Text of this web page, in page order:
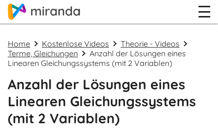
Home Kostenlose Videos
Theorie - Videos
Terme, Gleichungen
Anzahl der Lösungen eines
Linearen Gleichungssystems (mit 2 Variablen)
Anzahl der Lösungen eines
Linearen Gleichungssystems
(mit 2 Variablen)